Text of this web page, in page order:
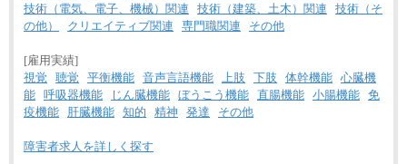
技術（電気、電子、機械）関連
技術（建築、土木）関連
技術（そ
の他）
クリエイティブ関連 専門職関連 その他
[雇用実績]
視覚
聴覚 平衡機能 音声言語機能 上肢 下肢 体幹機能 心臓機
能 呼吸器機能 じん臓機能 ぼうこう機能 直腸機能 小腸機能 免
疫機能
肝臓機能 知的 精神 発達 その他
障害者求人を詳しく探す